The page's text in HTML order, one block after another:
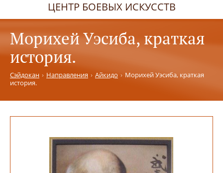
ЦЕНТР БОЕВЫХ ИСКУССТВ
Морихей Уэсиба, краткая
история.
Сэйдокан Направления Айкидо
Морихей Уэсиба, краткая
история.